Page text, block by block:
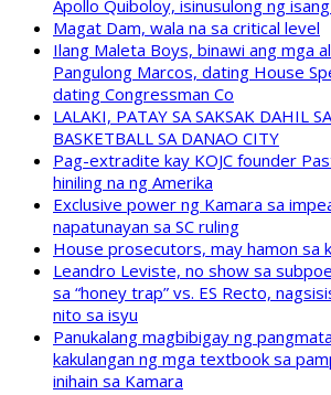
Apollo Quiboloy, isinusulong ng
Magat Dam, wala na sa critical level
Ilang Maleta Boys, binawi ang mga
Pangulong Marcos, dating House
dating Congressman Co
LALAKI, PATAY SA SAKSAK DAHIL
BASKETBALL SA DANAO CITY
Pag-extradite kay KOJC founder
hiniling na ng Amerika
Exclusive power ng Kamara sa
napatunayan sa SC ruling
House prosecutors, may hamon sa
Leandro Leviste, no show sa
sa “honey trap” vs. ES Recto,
nito sa isyu
Panukalang magbibigay ng
kakulangan ng mga textbook sa
inihain sa Kamara